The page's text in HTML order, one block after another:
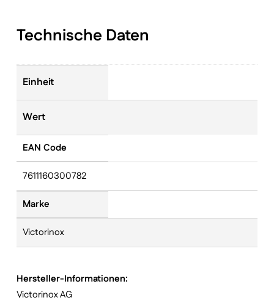
Technische Daten
Einheit
Wert
EAN Code
7611160300782
Marke
Victorinox
Hersteller-Informationen:
Victorinox AG